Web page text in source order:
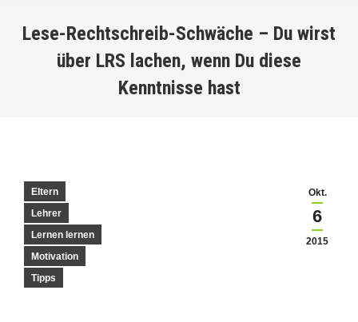
Lese-Rechtschreib-Schwäche – Du wirst
über LRS lachen, wenn Du diese
Kenntnisse hast
Okt.
6
2015
Eltern
Lehrer
Lernen lernen
Motivation
Tipps